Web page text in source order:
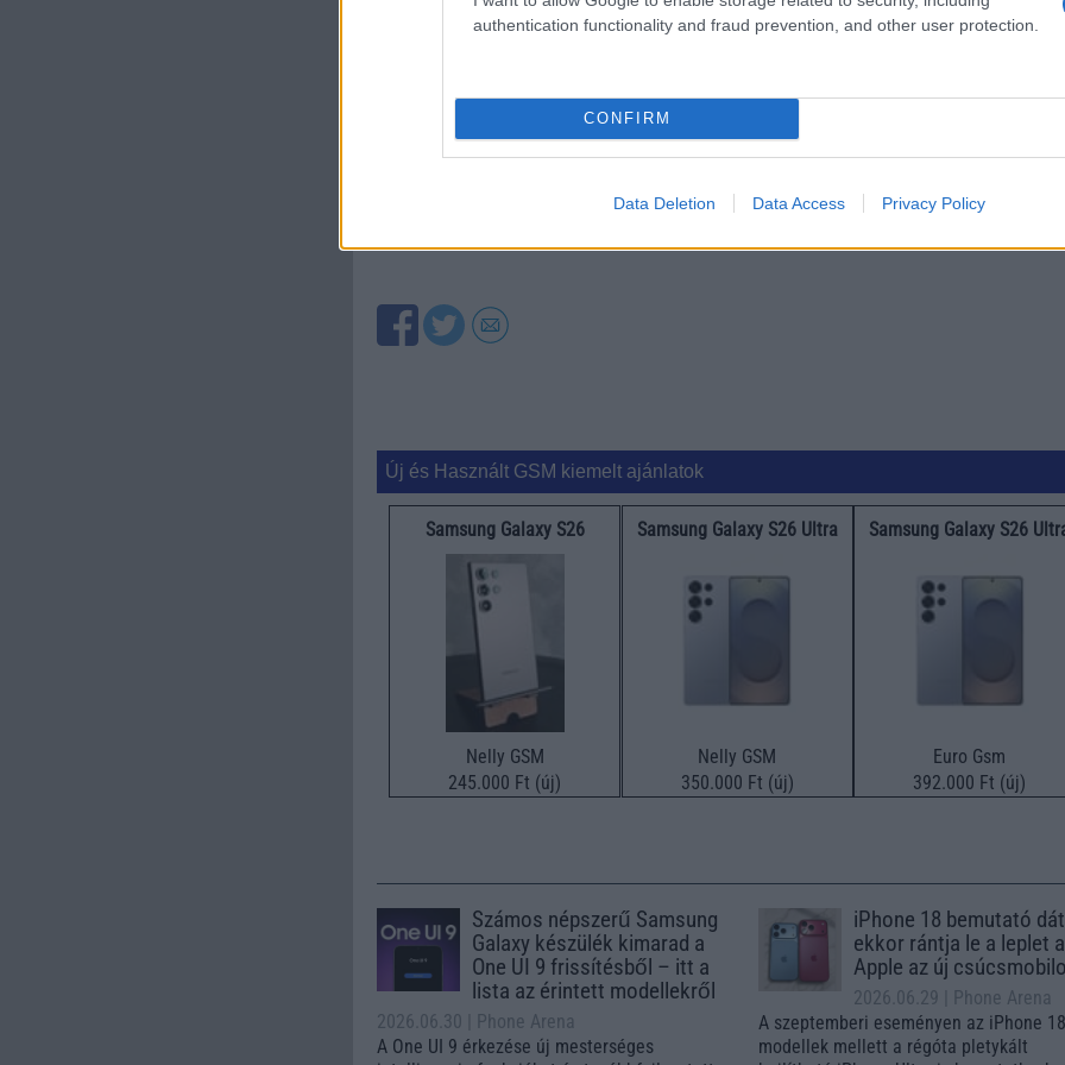
authentication functionality and fraud prevention, and other user protection.
CONFIRM
Data Deletion Data Access Privacy Policy
meg a Note 9S április 7-e után Aurora Blue, Glacier White és Interstellar Grey
Olvasson tovább a legfrissebb híreink között!
Új és Használt GSM kiemelt ajánlatok
Samsung Galaxy S26
Nelly GSM
245.000 Ft (új)
Samsung Galaxy S26 Ultra
Nelly GSM
350.000 Ft (új)
Samsung Galaxy S26
Euro Gsm
392.000 Ft (új)
Számos népszerű Samsung
Galaxy készülék kimarad a
One UI 9 frissítésből – itt a
lista az érintett modellekről
2026.06.30
| Phone Arena
A One UI 9 érkezése új mesterséges
iPhone 18 bemutató
ekkor rántja le a leplet
Apple az új
2026.06.29
| Phone Arena
A szeptemberi eseményen az iPhone
modellek mellett a régóta pletykált